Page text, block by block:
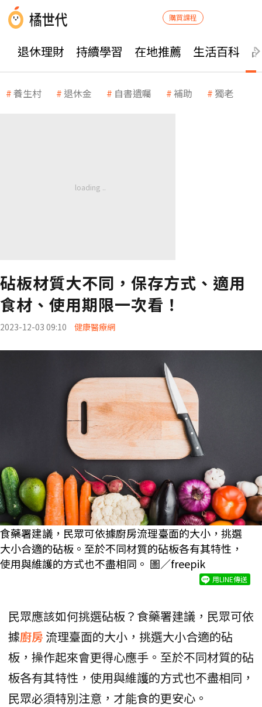
購買課程
退休理財 持續學習 在地推薦 生活百科
養生村 退休金 自書遺囑 補助 獨老
砧板材質大不同，保存方式、適用
食材、使用期限一次看！
2023-12-03 09:10 健康醫療網
食藥署建議，民眾可依據廚房流理臺面的大小，挑選
大小合適的砧板。至於不同材質的砧板各有其特性，
使用與維護的方式也不盡相同。 圖／freepik
用LINE傳送
民眾應該如何挑選砧板？食藥署建議，民眾可依
據廚房 流理臺面的大小，挑選大小合適的砧
板，操作起來會更得心應手。至於不同材質的砧
板各有其特性，使用與維護的方式也不盡相同，
民眾必須特別注意，才能食的更安心。